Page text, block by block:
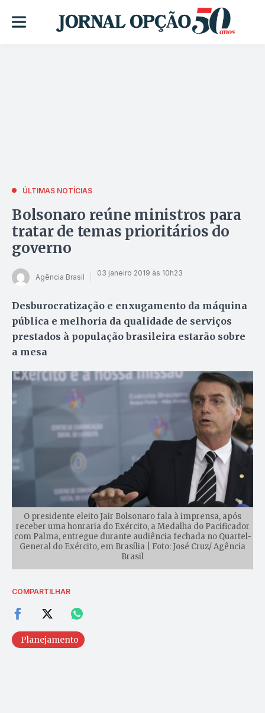
ÚLTIMAS NOTÍCIAS
Bolsonaro reúne ministros para
tratar de temas prioritários do
governo
Agência Brasil 03 janeiro 2019 às 10h23
Desburocratização e enxugamento da máquina
pública e melhoria da qualidade de serviços
prestados à população brasileira estarão sobre
a mesa
O presidente eleito Jair Bolsonaro fala à imprensa, após
receber uma honraria do Exército, a Medalha do Pacificador
com Palma, entregue durante audiência fechada no Quartel-
General do Exército, em Brasília | Foto: José Cruz/ Agência
Brasil
COMPARTILHAR
Planejamento